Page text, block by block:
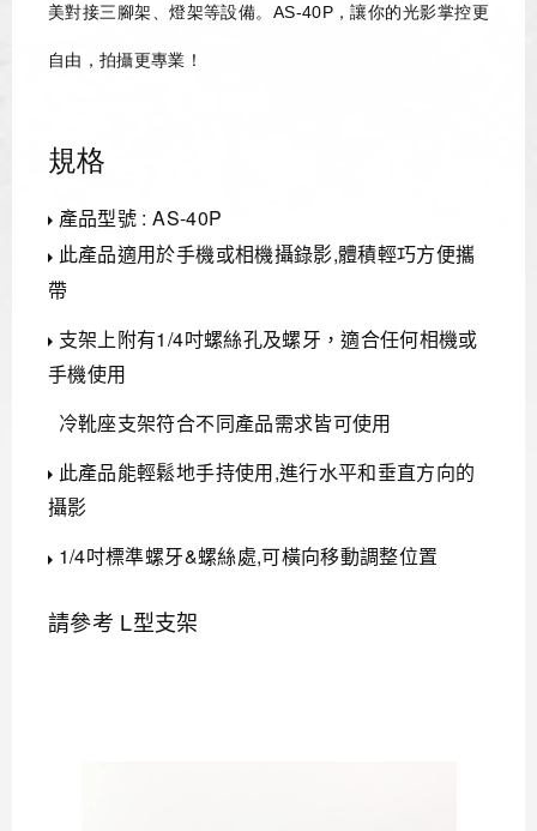
美對接三腳架、燈架等設備。AS-40P，讓你的光影掌控更
自由，拍攝更專業！
規格
產品型號 : AS-40P
此產品適用於手機或相機攝錄影,體積輕巧方便攜
帶
支架上附有1/4吋螺絲孔及螺牙，適合任何相機或
手機使用
冷靴座支架符合不同產品需求皆可使用
此產品能輕鬆地手持使用,進行水平和垂直方向的
攝影
1/4吋標準螺牙&螺絲處,可橫向移動調整位置
請參考 L型支架